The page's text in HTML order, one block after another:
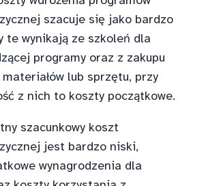
szacuje się jako bardzo
te wynikają ze szkoleń dla
programy oraz z zakupu
lub sprzętu, przy
z nich to koszty początkowe.
szacunkowy koszt
jest bardzo niski,
wynagrodzenia dla